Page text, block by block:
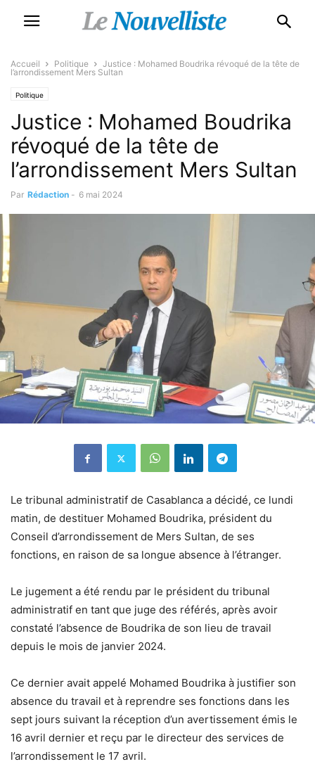
Accueil Politique
Justice : Mohamed Boudrika révoqué de la tête de
l’arrondissement Mers Sultan
Politique
Justice : Mohamed Boudrika
révoqué de la tête de
l’arrondissement Mers Sultan
Par Rédaction - 6 mai 2024
Le tribunal administratif de Casablanca a décidé, ce lundi
matin, de destituer Mohamed Boudrika, président du
Conseil d’arrondissement de Mers Sultan, de ses
fonctions, en raison de sa longue absence à l’étranger.
Le jugement a été rendu par le président du tribunal
administratif en tant que juge des référés, après avoir
constaté l’absence de Boudrika de son lieu de travail
depuis le mois de janvier 2024.
Ce dernier avait appelé Mohamed Boudrika à justifier son
absence du travail et à reprendre ses fonctions dans les
sept jours suivant la réception d’un avertissement émis le
16 avril dernier et reçu par le directeur des services de
l’arrondissement le 17 avril.